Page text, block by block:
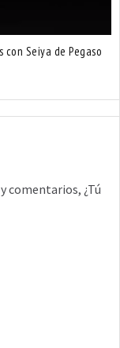
Seiya de Pegaso
comentarios, ¿Tú